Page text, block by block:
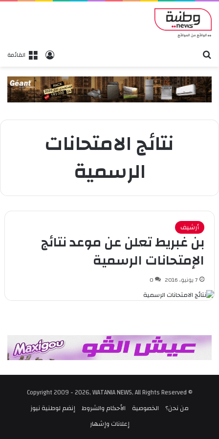
القائمةتسجيل
نتائج الامتحانات
الرسمية
أرشيف
بن غبريط تعلن عن موعد نتائج
الإمتحانات الرسمية
7 يونيو، 2016 0
© Copyright 2009 - 2026, WATANIA NEWS, All Rights Reserved
من نحن؟
الخصوصية الأحكام والشروط إنضم لوطنية نيوز
إعلانات وإشهار